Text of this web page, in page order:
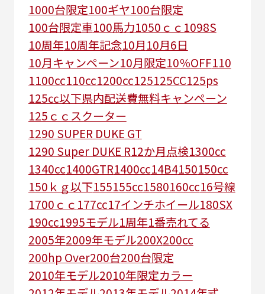
1000台限定100ギヤ100台限定
100台限定車100馬力1050ｃｃ 1098S
10周年10周年記念10月10月6日
10月キャンペーン10月限定10％OFF110
1100cc110cc1200cc125125CC125ps
125㏄以下県内配送費無料キャンペーン
125ｃｃスクーター
1290 SUPER DUKE GT
1290 Super DUKE R12か月点検1300cc
1340cc1400GTR1400cc14B4150150cc
150ｋｇ以下155155cc1580160cc16号線
1700ｃｃ 177cc17インチホイール180SX
190cc1995モデル1周年1番売れてる
2005年2009年モデル200X200cc
200hp Over200台200台限定
2010年モデル2010年限定カラー